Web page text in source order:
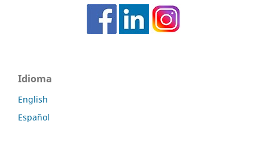
Idioma
English
Español